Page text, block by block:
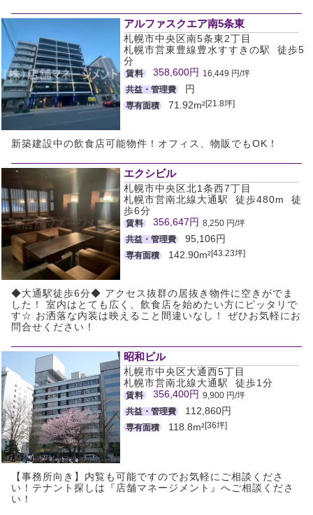
アルファスクエア南5条東
札幌市中央区南5条東2丁目
札幌市営東豊線豊水すすきの駅 徒歩5
分
賃料 358,600円 16,449 円/坪
共益・管理費
円
専有面積 71.92m²[21.8坪]
新築建設中の飲食店可能物件！オフィス、物販でもOK！
エクシビル
札幌市中央区北1条西7丁目
札幌市営南北線大通駅 徒歩480m 徒
歩6分
賃料 356,647円 8,250 円/坪
共益・管理費
95,106円
専有面積 142.90m²[43.23坪]
◆大通駅徒歩6分◆ アクセス抜群の居抜き物件に空きがでま
した！ 室内はとても広く、飲食店を始めたい方にピッタリで
す☆ お洒落な内装は映えること間違いなし！ ぜひお気軽にお
問合せください！
昭和ビル
札幌市中央区大通西5丁目
札幌市営南北線大通駅 徒歩1分
賃料 356,400円 9,900 円/坪
共益・管理費
112,860円
専有面積 118.8m²[36坪]
【事務所向き】内覧も可能ですのでお気軽にご相談くださ
い！テナント探しは『店舗マネージメント』へご相談くださ
い！